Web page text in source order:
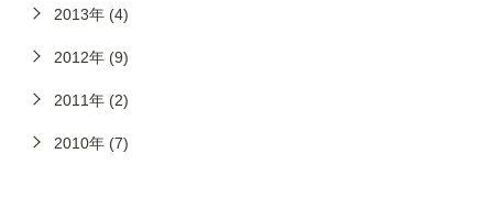
2013年 (4)
2012年 (9)
2011年 (2)
2010年 (7)